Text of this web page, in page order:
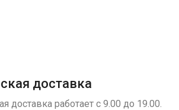
доставка
доставка работает с 9.00 до 19.00.